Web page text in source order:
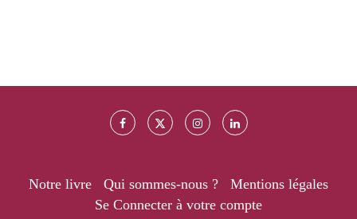
Notre livre Qui sommes-nous ?
Mentions légales
Se Connecter à votre compte